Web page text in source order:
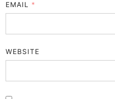
EMAIL *
WEBSITE